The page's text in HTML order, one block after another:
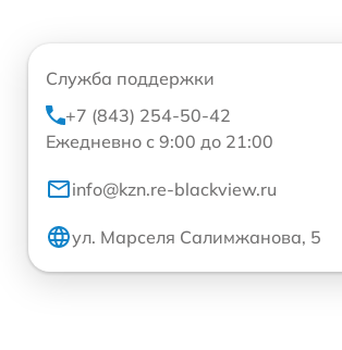
Служба поддержки
+7 (843) 254-50-42
Ежедневно с 9:00 до 21:00
info@kzn.re-blackview.ru
ул. Марселя Салимжанова, 5